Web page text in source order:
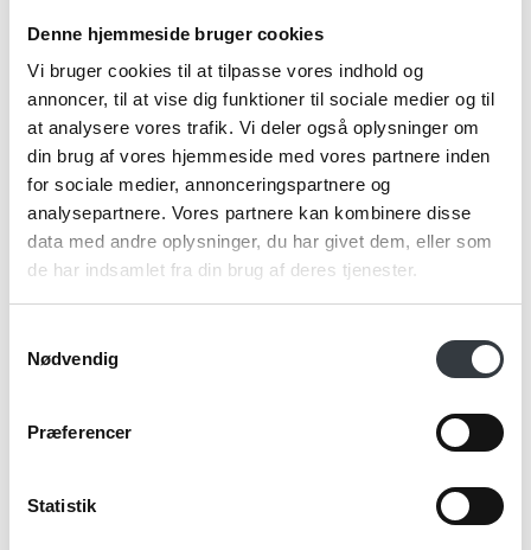
Denne hjemmeside bruger cookies
Vi bruger cookies til at tilpasse vores indhold og
annoncer, til at vise dig funktioner til sociale medier og til
at analysere vores trafik. Vi deler også oplysninger om
din brug af vores hjemmeside med vores partnere inden
for sociale medier, annonceringspartnere og
analysepartnere. Vores partnere kan kombinere disse
data med andre oplysninger, du har givet dem, eller som
de har indsamlet fra din brug af deres tjenester.
Nødvendig
Præferencer
Statistik
Telefonnr.*
Email*
Kommentar
specialistens
*Obligatorisk